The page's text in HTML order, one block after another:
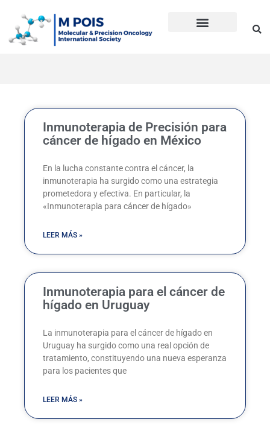
contenido
Inmunoterapia de Precisión para
cáncer de hígado en México
En la lucha constante contra el cáncer, la
inmunoterapia ha surgido como una estrategia
prometedora y efectiva. En particular, la
«Inmunoterapia para cáncer de hígado»
LEER MÁS »
Inmunoterapia para el cáncer de
hígado en Uruguay
La inmunoterapia para el cáncer de hígado en
Uruguay ha surgido como una real opción de
tratamiento, constituyendo una nueva esperanza
para los pacientes que
LEER MÁS »